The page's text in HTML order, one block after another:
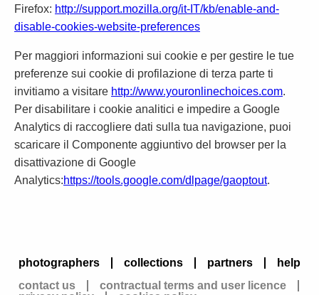
Firefox: http://support.mozilla.org/it-IT/kb/enable-and-
disable-cookies-website-preferences
Per maggiori informazioni sui cookie e per gestire le tue
preferenze sui cookie di profilazione di terza parte ti
invitiamo a visitare http://www.youronlinechoices.com.
Per disabilitare i cookie analitici e impedire a Google
Analytics di raccogliere dati sulla tua navigazione, puoi
scaricare il Componente aggiuntivo del browser per la
disattivazione di Google
Analytics:https://tools.google.com/dlpage/gaoptout.
photographers collections partners
help
contact us
contractual terms and user licence